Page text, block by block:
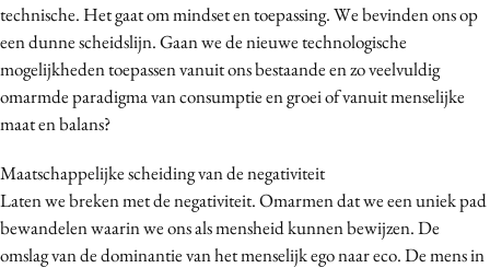
technische. Het gaat om mindset en toepassing. We bevinden ons op
een dunne scheidslijn. Gaan we de nieuwe technologische
mogelijkheden toepassen vanuit ons bestaande en zo veelvuldig
omarmde paradigma van consumptie en groei of vanuit menselijke
maat en balans?
Maatschappelijke scheiding van de negativiteit
Laten we breken met de negativiteit. Omarmen dat we een uniek pad
bewandelen waarin we ons als mensheid kunnen bewijzen. De
omslag van de dominantie van het menselijk ego naar eco. De mens in